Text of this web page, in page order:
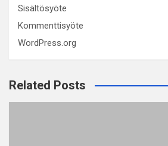
Sisältösyöte
Kommenttisyöte
WordPress.org
Related Posts